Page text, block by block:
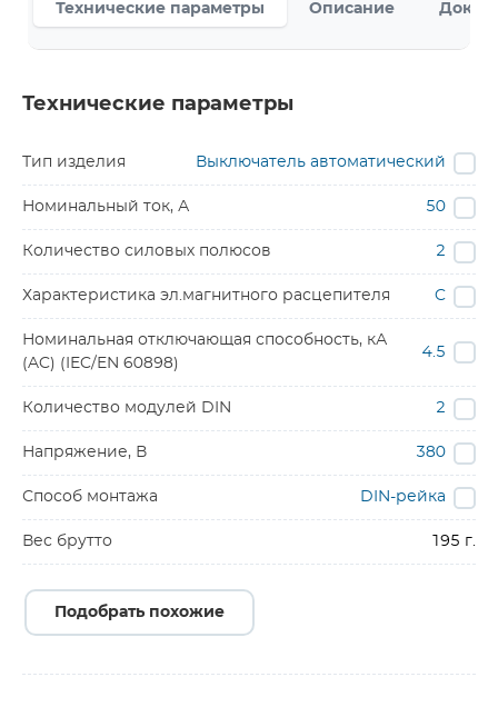
Технические параметры Описание
Технические параметры
Тип изделия Выключатель автоматический
Номинальный ток, А 50
Количество силовых полюсов 2
Характеристика эл.магнитного расцепителя C
Номинальная отключающая способность, кА
(AC) (IEC/EN 60898)
4.5
Количество модулей DIN 2
Напряжение, В 380
Способ монтажа DIN-рейка
Вес брутто 195 г.
Подобрать похожие